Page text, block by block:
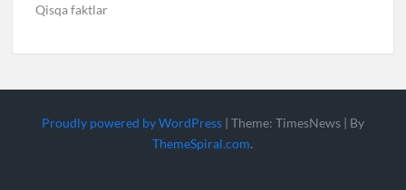
Qisqa faktlar
Proudly powered by WordPress | Theme: TimesNews | By
ThemeSpiral.com.